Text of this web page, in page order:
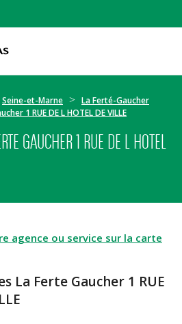
Seine-et-Marne
La Ferté-Gaucher
1 RUE DE L HOTEL DE VILLE
GAUCHER 1 RUE DE L HOTEL
agence ou service sur la carte
La Ferte Gaucher 1 RUE